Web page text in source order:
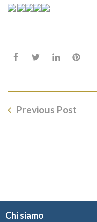
Previous Post
Chi siamo